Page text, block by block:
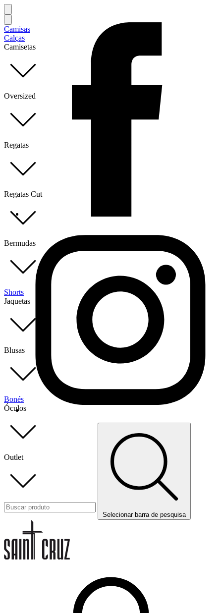
Camisas
Calças
Camisetas
Oversized
Regatas
Regatas Cut
Bermudas
Shorts
Jaquetas
Blusas
Bonés
Óculos
Outlet
Selecionar barra de pesquisa